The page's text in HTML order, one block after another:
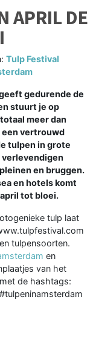
APRIL DE
Tulp Festival
gedurende de
stuurt je op
meer dan
vertrouwd
tulpen in grote
verlevendigen
en bruggen.
en hotels komt
tot bloei.
tulp laat
tulpensoorten.
en
van het
de hashtags: